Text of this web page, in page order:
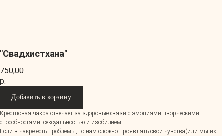
"Свадхистхана"
750,00
р.
Добавить в корзину
Крестцовая чакра отвечает за здоровые связи с эмоциями, творческими
способностями, сексуальностью и изобилием.
Если в чакре есть проблемы, то нам сложно проявлять свои чувства(или мы их